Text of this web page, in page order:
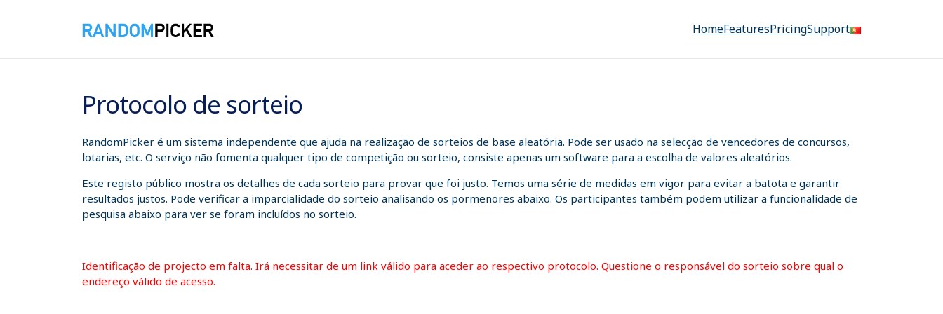
HomeFeaturesPricingSupport
Protocolo de sorteio
RandomPicker é um sistema independente que ajuda na realização de sorteios de base aleatória. Pode ser usado na selecção de vencedores de concursos,
lotarias, etc. O serviço não fomenta qualquer tipo de competição ou sorteio, consiste apenas um software para a escolha de valores aleatórios.
Este registo público mostra os detalhes de cada sorteio para provar que foi justo. Temos uma série de medidas em vigor para evitar a batota e garantir
resultados justos. Pode verificar a imparcialidade do sorteio analisando os pormenores abaixo. Os participantes também podem utilizar a funcionalidade de
pesquisa abaixo para ver se foram incluídos no sorteio.
Identificação de projecto em falta. Irá necessitar de um link válido para aceder ao respectivo protocolo. Questione o responsável do sorteio sobre qual o
endereço válido de acesso.